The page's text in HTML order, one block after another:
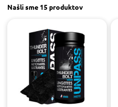
Našli sme 15 produktov